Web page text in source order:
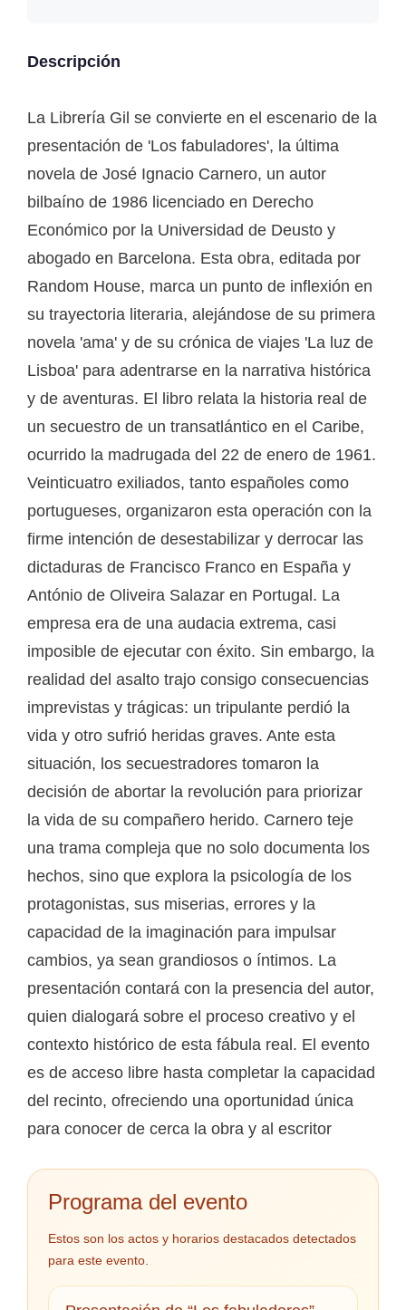
Descripción
La Librería Gil se convierte en el escenario de la
presentación de 'Los fabuladores', la última
novela de José Ignacio Carnero, un autor
bilbaíno de 1986 licenciado en Derecho
Económico por la Universidad de Deusto y
abogado en Barcelona. Esta obra, editada por
Random House, marca un punto de inflexión en
su trayectoria literaria, alejándose de su primera
novela 'ama' y de su crónica de viajes 'La luz de
Lisboa' para adentrarse en la narrativa histórica
y de aventuras. El libro relata la historia real de
un secuestro de un transatlántico en el Caribe,
ocurrido la madrugada del 22 de enero de 1961.
Veinticuatro exiliados, tanto españoles como
portugueses, organizaron esta operación con la
firme intención de desestabilizar y derrocar las
dictaduras de Francisco Franco en España y
António de Oliveira Salazar en Portugal. La
empresa era de una audacia extrema, casi
imposible de ejecutar con éxito. Sin embargo, la
realidad del asalto trajo consigo consecuencias
imprevistas y trágicas: un tripulante perdió la
vida y otro sufrió heridas graves. Ante esta
situación, los secuestradores tomaron la
decisión de abortar la revolución para priorizar
la vida de su compañero herido. Carnero teje
una trama compleja que no solo documenta los
hechos, sino que explora la psicología de los
protagonistas, sus miserias, errores y la
capacidad de la imaginación para impulsar
cambios, ya sean grandiosos o íntimos. La
presentación contará con la presencia del autor,
quien dialogará sobre el proceso creativo y el
contexto histórico de esta fábula real. El evento
es de acceso libre hasta completar la capacidad
del recinto, ofreciendo una oportunidad única
para conocer de cerca la obra y al escritor
Programa del evento
Estos son los actos y horarios destacados detectados
para este evento.